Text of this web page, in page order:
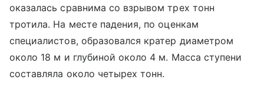
оказалась сравнима со взрывом трех тонн
тротила. На месте падения, по оценкам
специалистов, образовался кратер диаметром
около 18 м и глубиной около 4 м. Масса ступени
составляла около четырех тонн.